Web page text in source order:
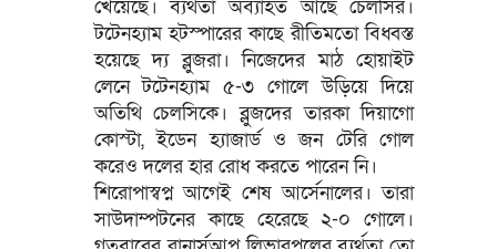
খেয়েছে। ব্যর্থতা অব্যাহত আছে চেলসির।
টটেনহ্যাম হটস্পারের কাছে রীতিমতো বিধ্বস্ত
হয়েছে দ্য ব্লুজরা। নিজেদের মাঠ হোয়াইট
লেনে টটেনহ্যাম ৫-৩ গোলে উড়িয়ে দিয়ে
অতিথি চেলসিকে। ব্লুজদের তারকা দিয়াগো
কোস্টা, ইডেন হ্যাজার্ড ও জন টেরি গোল
করেও দলের হার রোধ করতে পারেন নি।
শিরোপাস্বপ্ন আগেই শেষ আর্সেনালের। তারা
সাউদাম্পটনের কাছে হেরেছে ২-০ গোলে।